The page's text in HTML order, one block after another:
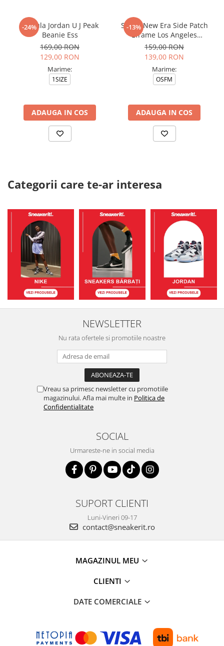
-24%
Caciula Jordan U J Peak
Beanie Ess
169,00 RON
129,00 RON
Marime:
1SIZE
ADAUGA IN COS
-13%
Sapca New Era Side Patch
Eframe Los Angeles
Dodgers Brs
159,00 RON
139,00 RON
Marime:
OSFM
ADAUGA IN COS
Categorii care te-ar interesa
NEWSLETTER
Nu rata ofertele si promotiile noastre
Vreau sa primesc newsletter cu promotiile
magazinului. Afla mai multe in Politica de
Confidentialitate
SOCIAL
Urmareste-ne in social media
SUPORT CLIENTI
Luni-Vineri 09-17
contact@sneakerit.ro
MAGAZINUL MEU
CLIENTI
DATE COMERCIALE